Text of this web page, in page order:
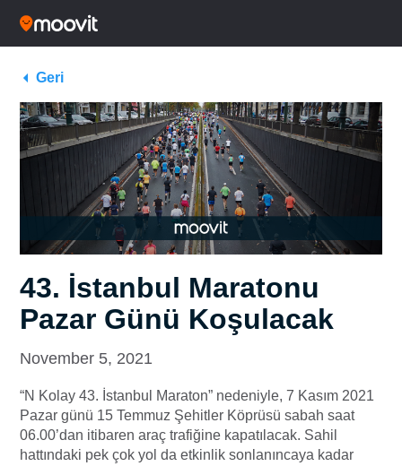
Geri
43. İstanbul Maratonu
Pazar Günü Koşulacak
November 5, 2021
“N Kolay 43. İstanbul Maraton” nedeniyle, 7 Kasım 2021
Pazar günü 15 Temmuz Şehitler Köprüsü sabah saat
06.00’dan itibaren araç trafiğine kapatılacak. Sahil
hattındaki pek çok yol da etkinlik sonlanıncaya kadar